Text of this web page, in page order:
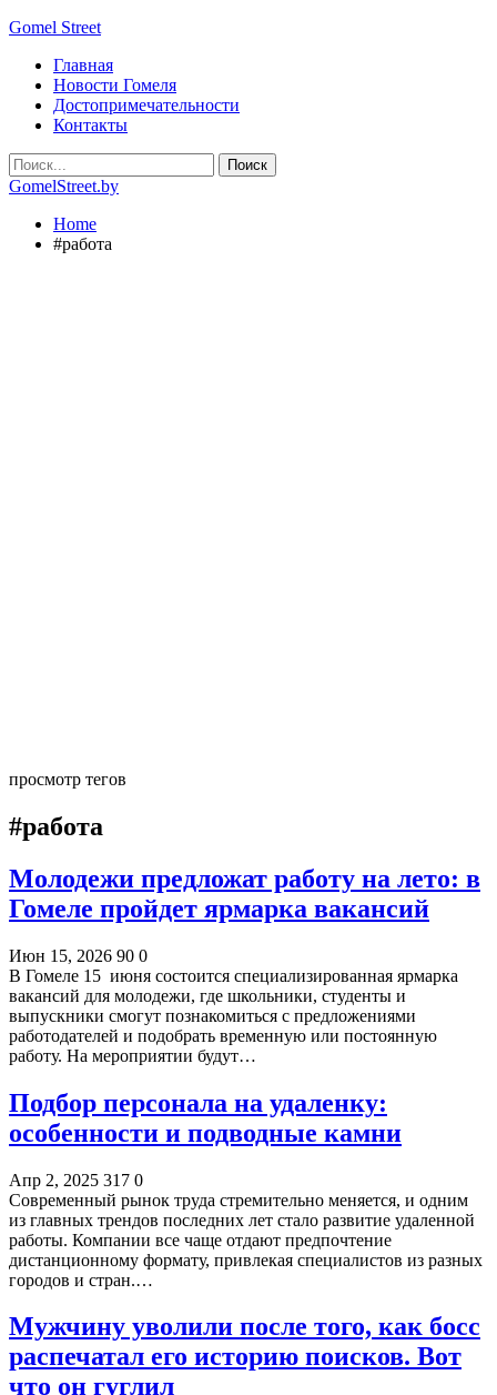
Gomel Street
Главная
Новости Гомеля
Достопримечательности
Контакты
GomelStreet.by
Home
#работа
просмотр тегов
#работа
Молодежи предложат работу на лето: в
Гомеле пройдет ярмарка вакансий
Июн 15, 2026 90 0
В Гомеле 15 июня состоится специализированная ярмарка
вакансий для молодежи, где школьники, студенты и
выпускники смогут познакомиться с предложениями
работодателей и подобрать временную или постоянную
работу. На мероприятии будут…
Подбор персонала на удаленку:
особенности и подводные камни
Апр 2, 2025 317 0
Современный рынок труда стремительно меняется, и одним
из главных трендов последних лет стало развитие удаленной
работы. Компании все чаще отдают предпочтение
дистанционному формату, привлекая специалистов из разных
городов и стран.…
Мужчину уволили после того, как босс
распечатал его историю поисков. Вот
что он гуглил